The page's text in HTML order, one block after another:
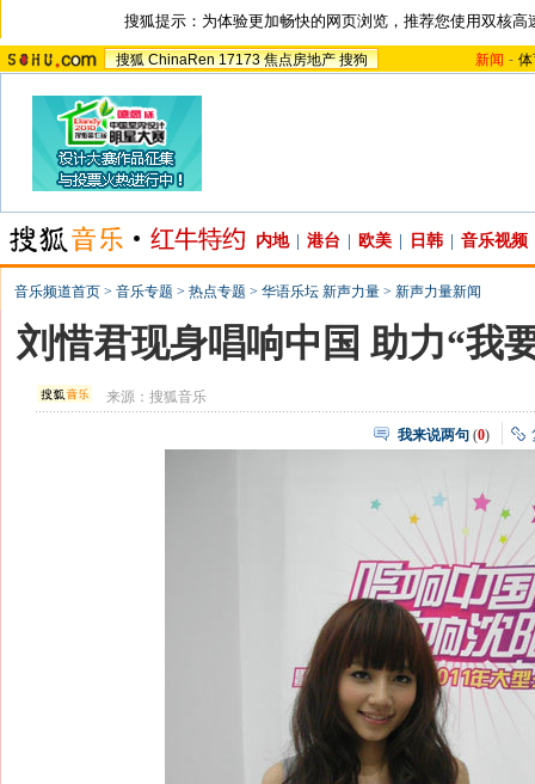
搜狐提示：为体验更加畅快的网页浏览，推荐您使用双核高
搜狐 ChinaRen 17173 焦点房地产 搜狗 新闻 -
内地 港台 欧美 日韩 音乐视频
音乐频道首页 > 音乐专题 > 热点专题 > 华语乐坛 新声力量 > 新声力量新闻
刘惜君现身唱响中国 助力“我
来源：搜狐音乐
我来说两句 (0)